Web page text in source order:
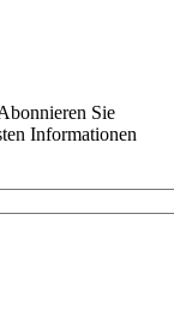
Sie
Informationen